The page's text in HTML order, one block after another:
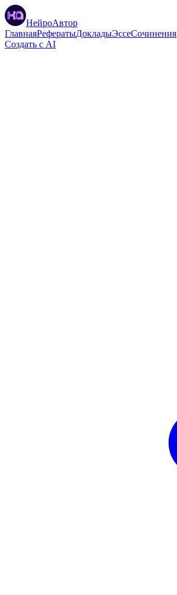
НейроАвтор
ГлавнаяРефератыДокладыЭссеСочинения
Создать с AI